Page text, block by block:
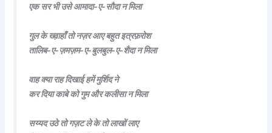
एक सर भी उसे आमादा-ए-सौदा न मिला
गुल के ख्व़ाहाँ तो नज़र आए बहुत इत्रफ़रोश
तालिब-ए-ज़मज़म-ए-बुलबुल-ए-शैदा न मिला
वाह क्या राह दिखाई हमें मुर्शिद ने
कर दिया काबे को गुम और कलीसा न मिला
सय्यद उठे तो गज़ट ले के तो लाखों लाए